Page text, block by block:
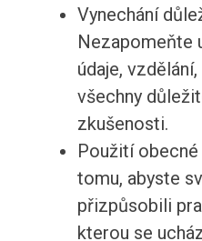
Vynechání
Nezapomeňte
údaje,
všechny
zkušenosti.
Použití obecné
tomu, abyste
přizpůsobili
kterou se